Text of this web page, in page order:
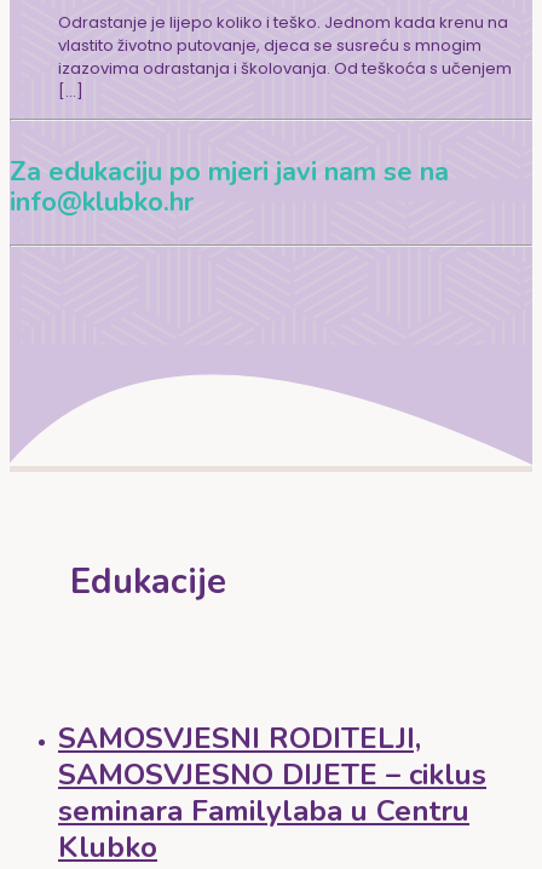
Odrastanje je lijepo koliko i teško. Jednom kada krenu na
vlastito životno putovanje, djeca se susreću s mnogim
izazovima odrastanja i školovanja. Od teškoća s učenjem
[…]
Za edukaciju po mjeri javi nam se na
info@klubko.hr
Edukacije
SAMOSVJESNI RODITELJI,
SAMOSVJESNO DIJETE – ciklus
seminara Familylaba u Centru
Klubko